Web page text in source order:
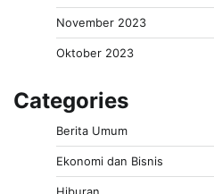
November 2023
Oktober 2023
Categories
Berita Umum
Ekonomi dan Bisnis